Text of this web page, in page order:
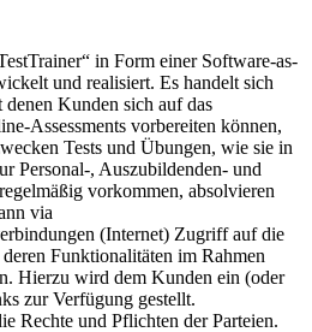
in Form einer Software-as-
und realisiert. Es handelt sich
Kunden sich auf das
Assessments vorbereiten können,
Tests und Übungen, wie sie in
Personal-, Auszubildenden- und
vorkommen, absolvieren
via
(Internet) Zugriff auf die
Funktionalitäten im Rahmen
Hierzu wird dem Kunden ein (oder
zur Verfügung gestellt.
Rechte und Pflichten der Parteien.